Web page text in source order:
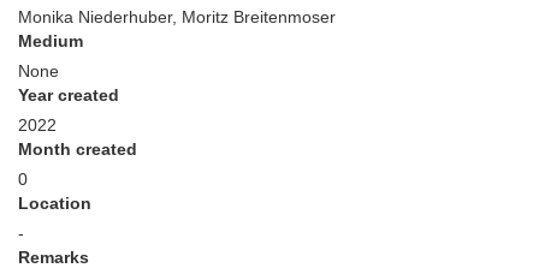
Monika Niederhuber, Moritz Breitenmoser
Medium
None
Year created
2022
Month created
0
Location
-
Remarks